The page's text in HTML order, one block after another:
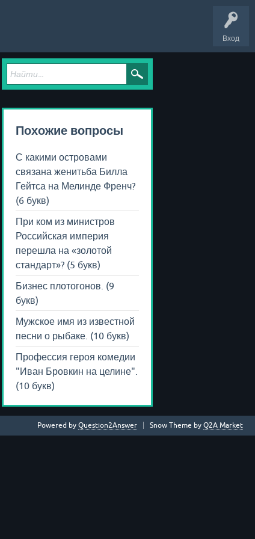
Вход
Похожие вопросы
С какими островами
связана женитьба Билла
Гейтса на Мелинде Френч?
(6 букв)
При ком из министров
Российская империя
перешла на «золотой
стандарт»? (5 букв)
Бизнес плотогонов. (9
букв)
Мужское имя из известной
песни о рыбаке. (10 букв)
Профессия героя комедии
"Иван Бровкин на целине".
(10 букв)
Snow Theme by Q2A Market
Powered by Question2Answer